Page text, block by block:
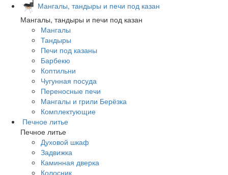
Мангалы, тандыры и печи под казан
Мангалы, тандыры и печи под казан
Мангалы
Тандыры
Печи под казаны
Барбекю
Коптильни
Чугунная посуда
Переносные печи
Мангалы и грили Берёзка
Комплектующие
Печное литье
Печное литье
Духовой шкаф
Задвижка
Каминная дверка
Колосник